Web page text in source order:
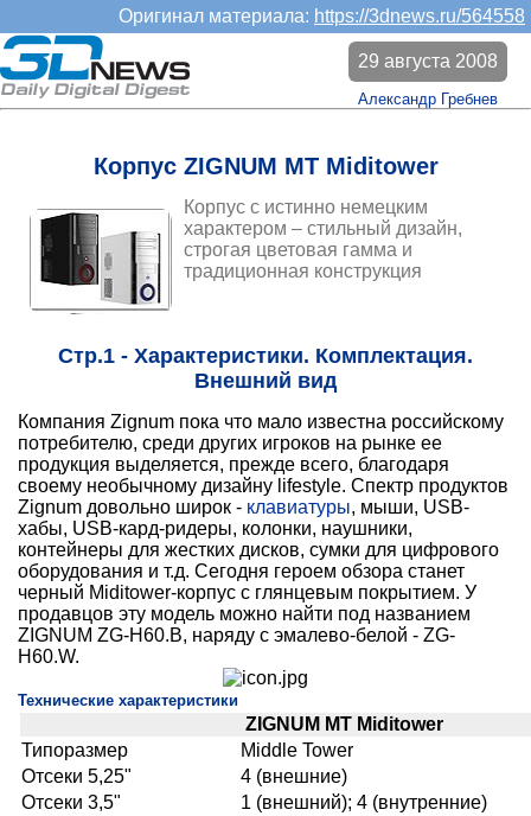
Оригинал материала: https://3dnews.ru/564558
Корпус ZIGNUM MT Miditower
Корпус с истинно немецким
характером – стильный дизайн,
строгая цветовая гамма и
традиционная конструкция
29 августа 2008
Александр Гребнев
Стр.1 - Характеристики. Комплектация.
Внешний вид
Компания Zignum пока что мало известна российскому
потребителю, среди других игроков на рынке ее
продукция выделяется, прежде всего, благодаря
своему необычному дизайну lifestyle. Спектр продуктов
Zignum довольно широк - клавиатуры, мыши, USB-
хабы, USB-кард-ридеры, колонки, наушники,
контейнеры для жестких дисков, сумки для цифрового
оборудования и т.д. Сегодня героем обзора станет
черный Miditower-корпус с глянцевым покрытием. У
продавцов эту модель можно найти под названием
ZIGNUM ZG-H60.B, наряду с эмалево-белой - ZG-
H60.W.
Технические характеристики
ZIGNUM MT Miditower
Типоразмер
Middle Tower
Отсеки 5,25"
4 (внешние)
Отсеки 3,5"
1 (внешний); 4 (внутренние)